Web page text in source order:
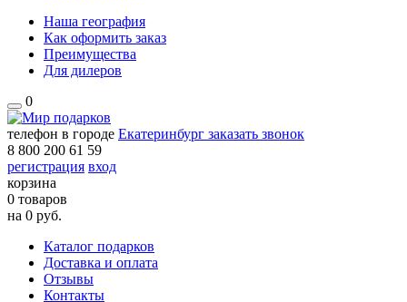
Наша география
Как оформить заказ
Преимущества
Для дилеров
0
телефон в городе Екатеринбург заказать звонок
8 800 200 61 59
регистрация вход
корзина
0 товаров
на 0 руб.
Каталог подарков
Доставка и оплата
Отзывы
Контакты